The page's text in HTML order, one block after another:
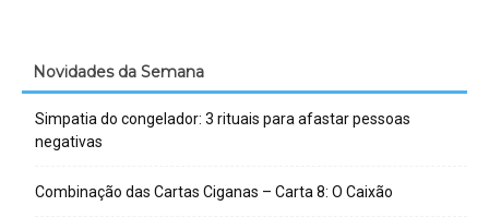
Novidades da Semana
Simpatia do congelador: 3 rituais para afastar pessoas
negativas
Combinação das Cartas Ciganas – Carta 8: O Caixão